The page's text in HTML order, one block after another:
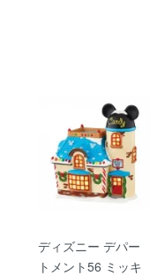
ディズニー デパー
トメント56 ミッキ